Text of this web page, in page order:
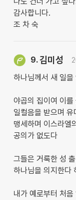
감사합니다.
조 차 숙
9.김미성
하나님께서 새 일을
야곱의 집이여 이
일컬음을 받으며
맹세하며 이스라엘
공의가 없도다
그들은 거룩한 성
하나님을 의지한다
내가 예로부터 처음